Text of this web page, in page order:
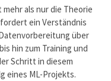
als nur die Theorie
ein Verständnis
über
hin zum Training und
Schritt in diesem
eines ML-Projekts.